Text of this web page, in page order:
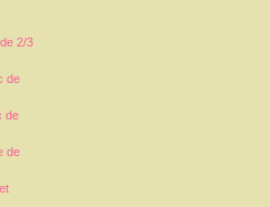
2/3
de
de
de